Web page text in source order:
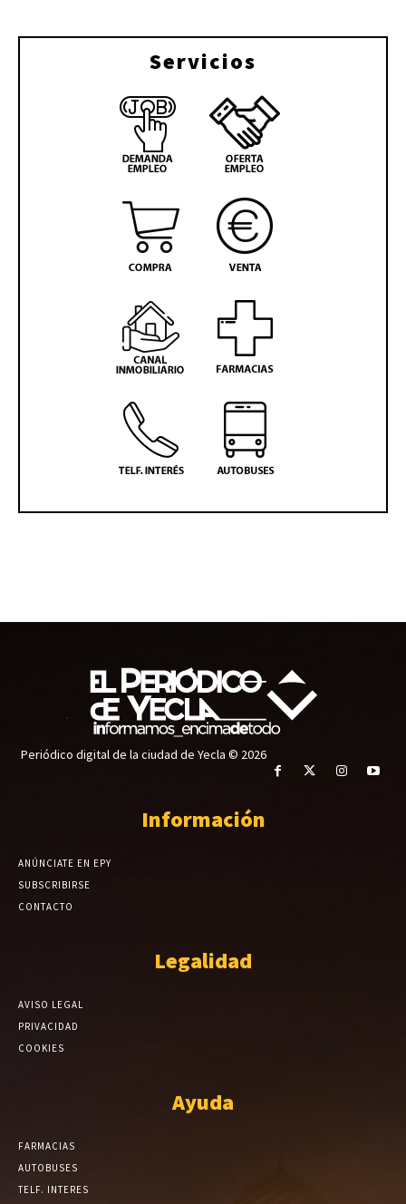
Servicios
Periódico digital de la ciudad de Yecla © 2026
Información
ANÚNCIATE EN EPY
SUBSCRIBIRSE
CONTACTO
Legalidad
AVISO LEGAL
PRIVACIDAD
COOKIES
Ayuda
FARMACIAS
AUTOBUSES
TELF. INTERES